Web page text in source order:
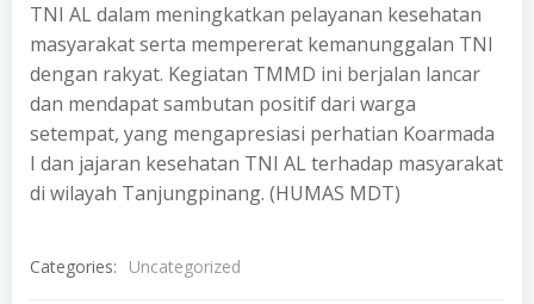
TNI AL dalam meningkatkan pelayanan kesehatan
masyarakat serta mempererat kemanunggalan TNI
dengan rakyat. Kegiatan TMMD ini berjalan lancar
dan mendapat sambutan positif dari warga
setempat, yang mengapresiasi perhatian Koarmada
I dan jajaran kesehatan TNI AL terhadap masyarakat
di wilayah Tanjungpinang. (HUMAS MDT)
Categories: Uncategorized